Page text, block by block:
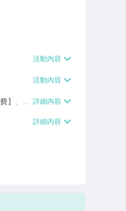
】、7-
滿5件
費滿